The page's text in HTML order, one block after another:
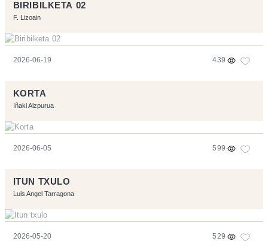
BIRIBILKETA 02
F. Lizoain
2026-06-19 439
KORTA
Iñaki Aizpurua
2026-06-05 599
ITUN TXULO
Luis Angel Tarragona
2026-05-20 529